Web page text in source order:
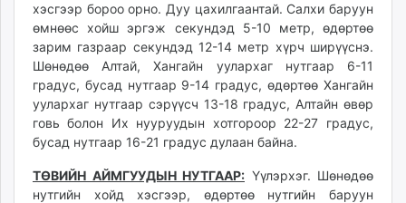
zuv.mn
mminfo.mn
ugluu.mn
urlag.mn
unen.mn
asu.mn
shudarga.mn
shuurhai.mn
unuudur.mn
хэсгээр бороо орно. Дуу цахилгаантай. Салхи баруун
өмнөөс хойш эргэж секундэд 5-10 метр, өдөртөө
зарим газраар секундэд 12-14 метр хүрч ширүүснэ.
Шөнөдөө Алтай, Хангайн уулархаг нутгаар 6-11
градус, бусад нутгаар 9-14 градус, өдөртөө Хангайн
уулархаг нутгаар сэрүүсч 13-18 градус, Алтайн өвөр
говь болон Их нууруудын хотгороор 22-27 градус,
бусад нутгаар 16-21 градус дулаан байна.
ТӨВИЙН АЙМГУУДЫН НУТГААР: Үүлэрхэг. Шөнөдөө
нутгийн хойд хэсгээр, өдөртөө нутгийн баруун